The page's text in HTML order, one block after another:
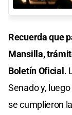
Recuerda que
Mansilla,
Boletín Oficial.
Senado y,
se cumplieron